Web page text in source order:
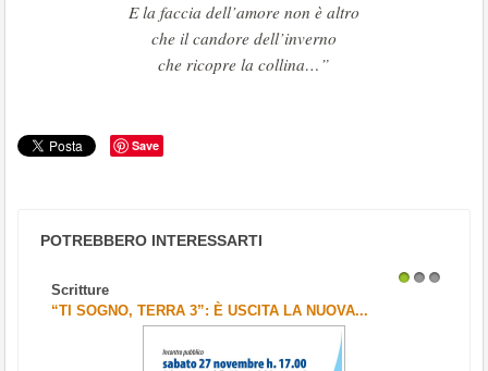
E la faccia dell’amore non è altro
che il candore dell’inverno
che ricopre la collina…”
Save
POTREBBERO INTERESSARTI
Scritture
“TI SOGNO, TERRA 3”: È USCITA LA NUOVA...